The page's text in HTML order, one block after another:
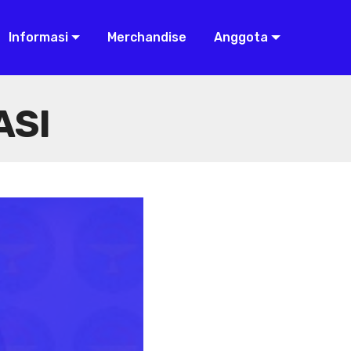
Informasi Merchandise Anggota